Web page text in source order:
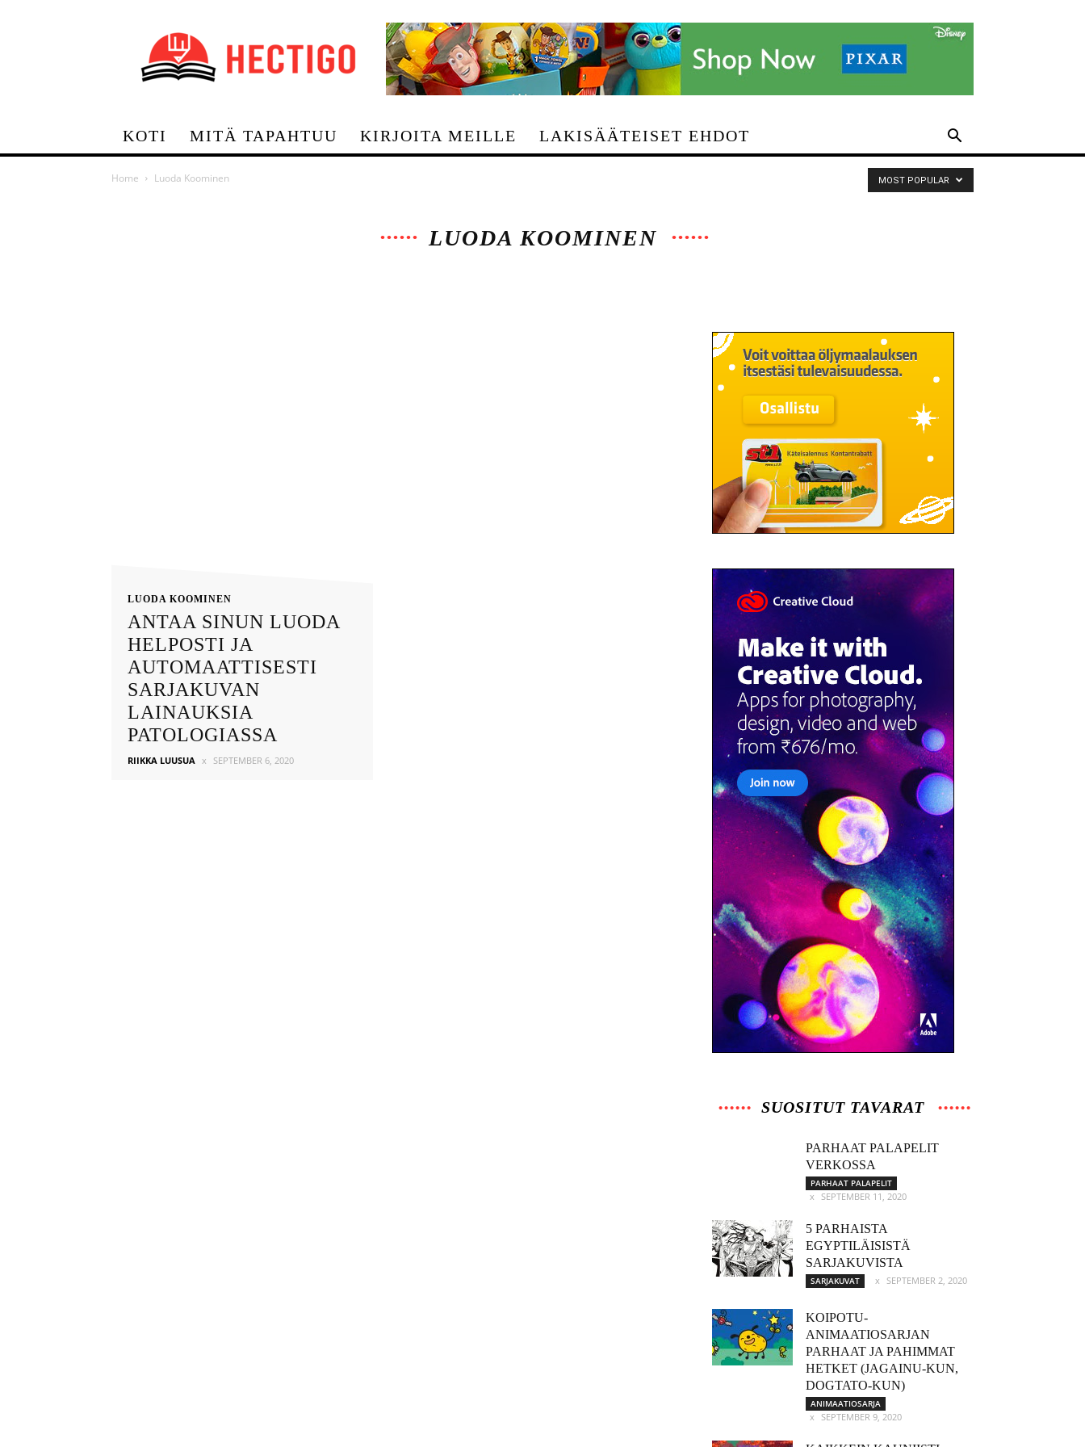
Hectigo >
KOTI MITÄ TAPAHTUU KIRJOITA MEILLE LAKISÄÄTEISET EHDOT
Home Luoda Koominen
LUODA KOOMINEN
MOST POPULAR
LUODA KOOMINEN
ANTAA SINUN LUODA
HELPOSTI JA
AUTOMAATTISESTI
SARJAKUVAN
LAINAUKSIA
PATOLOGIASSA
RIIKKA LUUSUA SEPTEMBER 6, 2020
SUOSITUT TAVARAT
PARHAAT PALAPELIT
VERKOSSA
PARHAAT PALAPELIT
SEPTEMBER 11, 2020
5 PARHAISTA
EGYPTILÄISISTÄ
SARJAKUVISTA
SARJAKUVAT SEPTEMBER 2, 2020
KOIPOTU-
ANIMAATIOSARJAN
PARHAAT JA PAHIMMAT
HETKET (JAGAINU-KUN,
DOGTATO-KUN)
ANIMAATIOSARJA
SEPTEMBER 9, 2020